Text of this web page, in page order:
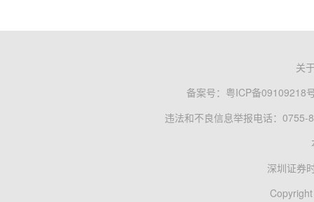
关
备案号： 粤ICP备09109218
违法和不良信息举报电话：0755-
深圳证券